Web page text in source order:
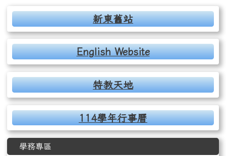
右邊區域內容
新東舊站
English Website
特教天地
114學年行事曆
學務專區